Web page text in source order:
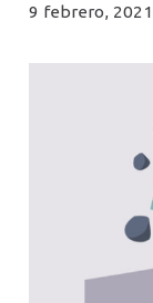
9 febrero, 2021